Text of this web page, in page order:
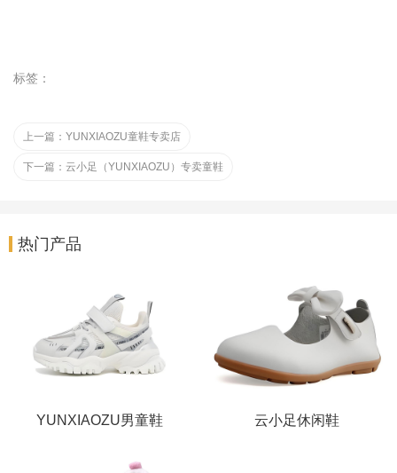
标签：
上一篇： YUNXIAOZU童鞋专卖店
下一篇： 云小足（YUNXIAOZU）专卖童鞋
热门产品
YUNXIAOZU男童鞋 ‌云小足休闲鞋